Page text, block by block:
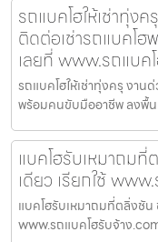
รถแบคโฮให้เช่าทุ่ง
ติดต่อเช่ารถแบคโ
เลยที่ www.รถแบค
รถแบคโฮให้เช่าทุ่งครุ งาน
พร้อมคนขับมืออาชีพ ลงพื้น
แบคโฮรับเหมาถม
เดียว เรียกใช้
แบคโฮรับเหมาถมที่ตลิ่งชัน
www.รถแบคโฮรับจ้าง